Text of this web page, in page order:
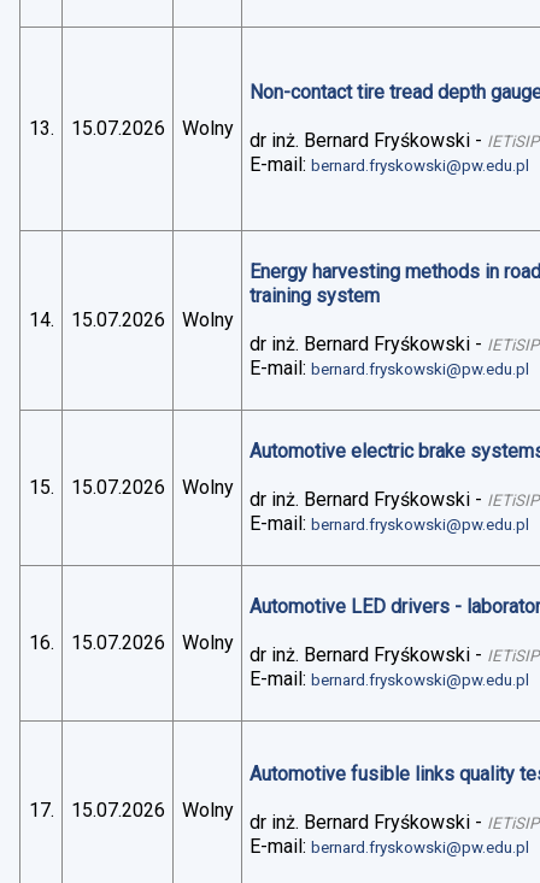
13. 15.07.2026 Wolny
Non-contact tire tread depth
dr inż. Bernard Fryśkowski - IETiSIP
E-mail:bernard.fryskowski@pw.edu.pl
14. 15.07.2026 Wolny
Energy harvesting methods in
training system
dr inż. Bernard Fryśkowski - IETiSIP
E-mail:bernard.fryskowski@pw.edu.pl
15. 15.07.2026 Wolny
Automotive electric brake
dr inż. Bernard Fryśkowski - IETiSIP
E-mail:bernard.fryskowski@pw.edu.pl
16. 15.07.2026 Wolny
Automotive LED drivers -
dr inż. Bernard Fryśkowski - IETiSIP
E-mail:bernard.fryskowski@pw.edu.pl
17. 15.07.2026 Wolny
Automotive fusible links quality
dr inż. Bernard Fryśkowski - IETiSIP
E-mail:bernard.fryskowski@pw.edu.pl